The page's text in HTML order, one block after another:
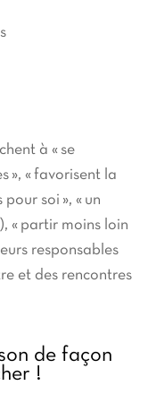
à « se
», « favorisent la
soi », « un
« partir moins loin
responsables
et des rencontres
de façon
!